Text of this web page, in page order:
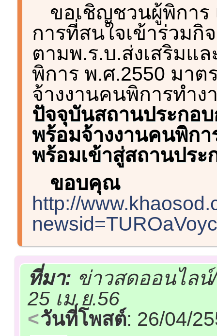
ขอเชิญชวนผู้พิการ
การที่สนใจเข้าร่วมกิ
ตามพ.ร.บ.ส่งเสริม
พิการ พ.ศ.2550 มา
จ้างงานคนพิการทำง
ปัจจุบันสถานประกอ
พร้อมจ้างงานคนพิก
พร้อมเข้าสู่สถานปร
ขอบคุณ
http://
ที่มา: ข่าวสดออนไล
25 เม.ย.56
วันที่โพสต์: 26/04/